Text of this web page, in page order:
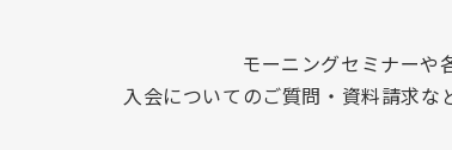
モーニングセミナーや
入会についてのご質問・資料請求な